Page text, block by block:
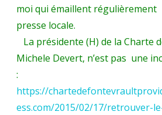
Villette)
moi qui émaillent régulièrement
presse locale.
La présidente (H) de la Charte
Michele Devert, n’est pas une
:
https://
ess.com/2015/02/17/retrouver-